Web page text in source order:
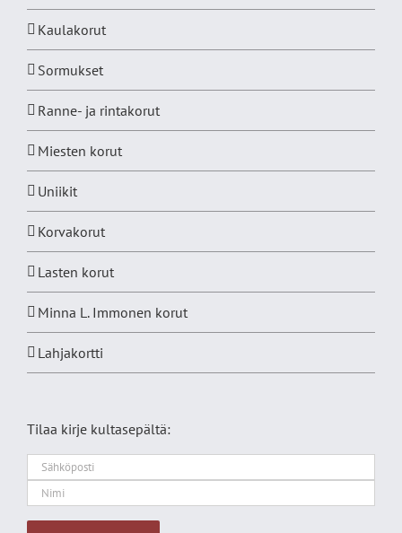
Kaulakorut
Sormukset
Ranne- ja rintakorut
Miesten korut
Uniikit
Korvakorut
Lasten korut
Minna L. Immonen korut
Lahjakortti
Tilaa kirje kultasepältä: